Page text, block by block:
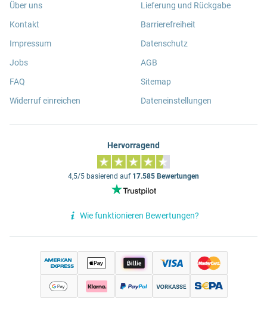
Über uns
Kontakt
Impressum
Jobs
FAQ
Widerruf einreichen
Lieferung und Rückgabe
Barrierefreiheit
Datenschutz
AGB
Sitemap
Dateneinstellungen
Hervorragend
4,5/5 basierend auf 17.585 Bewertungen
Wie funktionieren Bewertungen?